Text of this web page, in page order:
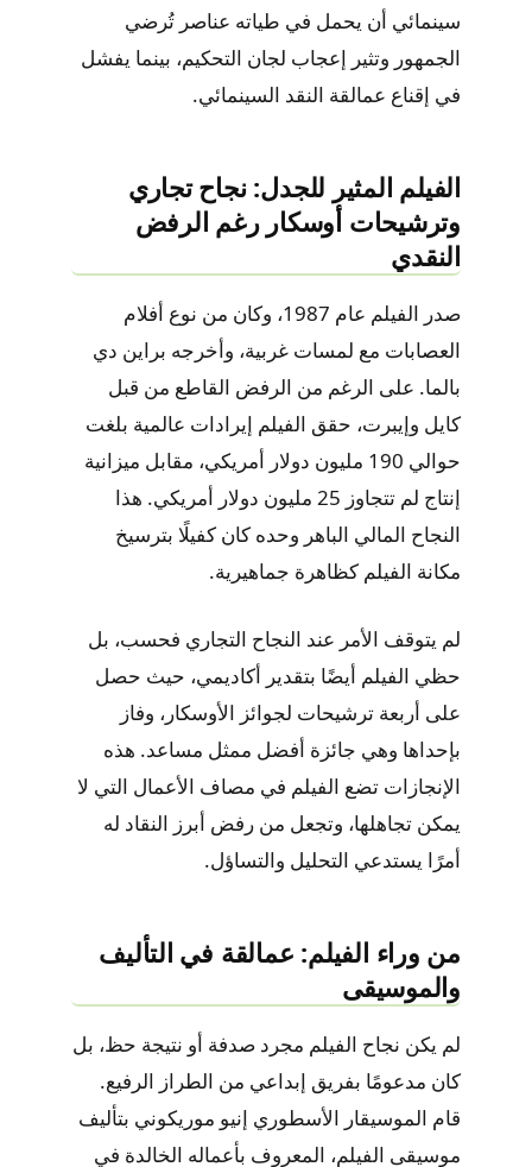
سينمائي أن يحمل في طياته عناصر تُرضي
الجمهور وتثير إعجاب لجان التحكيم، بينما يفشل
في إقناع عمالقة النقد السينمائي.
الفيلم المثير للجدل: نجاح تجاري
وترشيحات أوسكار رغم الرفض
النقدي
صدر الفيلم عام 1987، وكان من نوع أفلام
العصابات مع لمسات غربية، وأخرجه براين دي
بالما. على الرغم من الرفض القاطع من قبل
كايل وإيبرت، حقق الفيلم إيرادات عالمية بلغت
حوالي 190 مليون دولار أمريكي، مقابل ميزانية
إنتاج لم تتجاوز 25 مليون دولار أمريكي. هذا
النجاح المالي الباهر وحده كان كفيلًا بترسيخ
مكانة الفيلم كظاهرة جماهيرية.
لم يتوقف الأمر عند النجاح التجاري فحسب، بل
حظي الفيلم أيضًا بتقدير أكاديمي، حيث حصل
على أربعة ترشيحات لجوائز الأوسكار، وفاز
بإحداها وهي جائزة أفضل ممثل مساعد. هذه
الإنجازات تضع الفيلم في مصاف الأعمال التي لا
يمكن تجاهلها، وتجعل من رفض أبرز النقاد له
أمرًا يستدعي التحليل والتساؤل.
من وراء الفيلم: عمالقة في التأليف
والموسيقى
لم يكن نجاح الفيلم مجرد صدفة أو نتيجة حظ، بل
كان مدعومًا بفريق إبداعي من الطراز الرفيع.
قام الموسيقار الأسطوري إنيو موريكوني بتأليف
موسيقى الفيلم، المعروف بأعماله الخالدة في